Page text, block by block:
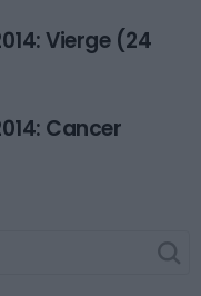
Vierge (24
Cancer